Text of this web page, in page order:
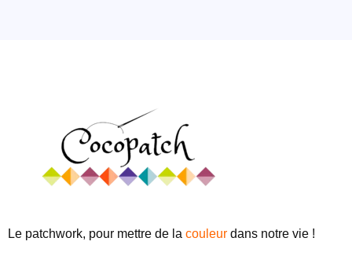
Le patchwork, pour mettre de la couleur dans notre vie !